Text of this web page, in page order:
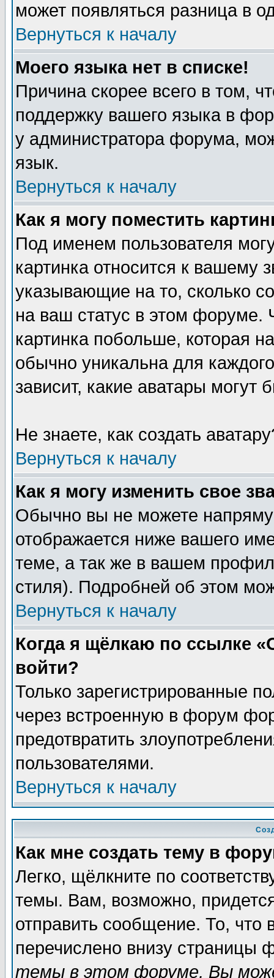
может появляться разница в
Вернуться к началу
Моего языка нет в списке!
Причина скорее всего в том,
поддержку вашего языка в
у администратора форума,
язык.
Вернуться к началу
Как я могу поместить
Под именем пользователя
картинка относится к вашему
указывающие на то, сколько
на ваш статус в этом форуме.
картинка побольше, которая
обычно уникальна для
зависит, какие аватары могут
Не знаете, как создать
Вернуться к началу
Как я могу изменить свое
Обычно вы не можете
отображается ниже вашего
теме, а так же в вашем
стиля). Подробней об этом
Вернуться к началу
Когда я щёлкаю по ссылке
войти?
Только зарегистрированные
через встроенную в форум
предотвратить
пользователями.
Вернуться к началу
Как мне создать тему в
Легко, щёлкните по
темы. Вам, возможно,
отправить сообщение. То,
перечислено внизу страницы
темы в этом форуме, Вы